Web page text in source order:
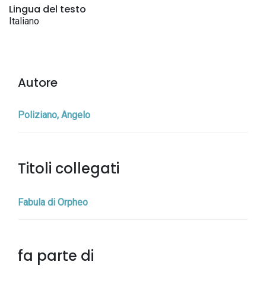
Lingua del testo
Italiano
Autore
Poliziano, Angelo
Titoli collegati
Fabula di Orpheo
fa parte di